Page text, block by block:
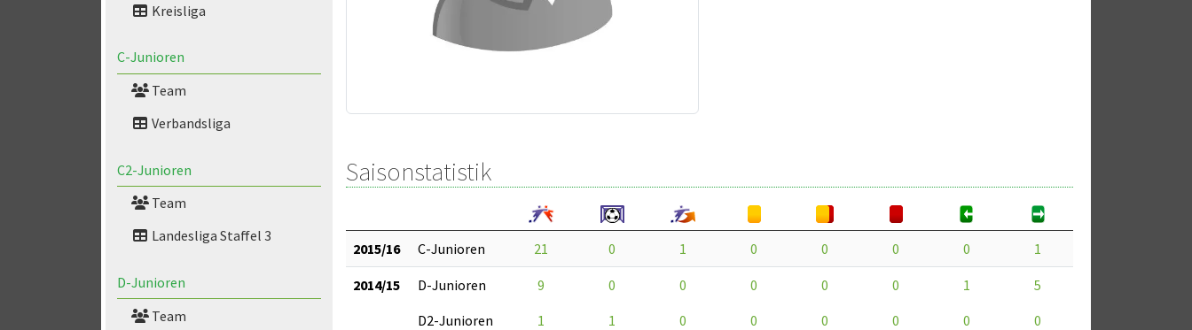
Kreisliga
C-Junioren
Team
Verbandsliga
C2-Junioren
Team
Landesliga Staffel 3
D-Junioren
Team
Saisonstatistik
2015/16 C-Junioren 21 0 1 0 0 0 0 1
2014/15 D-Junioren 9 0 0 0 0 0 1
5
D2-Junioren
1 1 0 0 0 0 0 0